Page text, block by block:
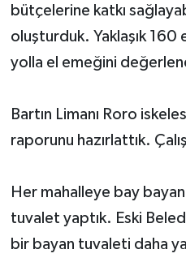
bütçelerine katkı
oluşturduk. Yaklaşık 160
yolla el emeğini
Bartın Limanı Roro
raporunu hazırlattık.
Her mahalleye bay
tuvalet yaptık. Eski
bir bayan tuvaleti daha